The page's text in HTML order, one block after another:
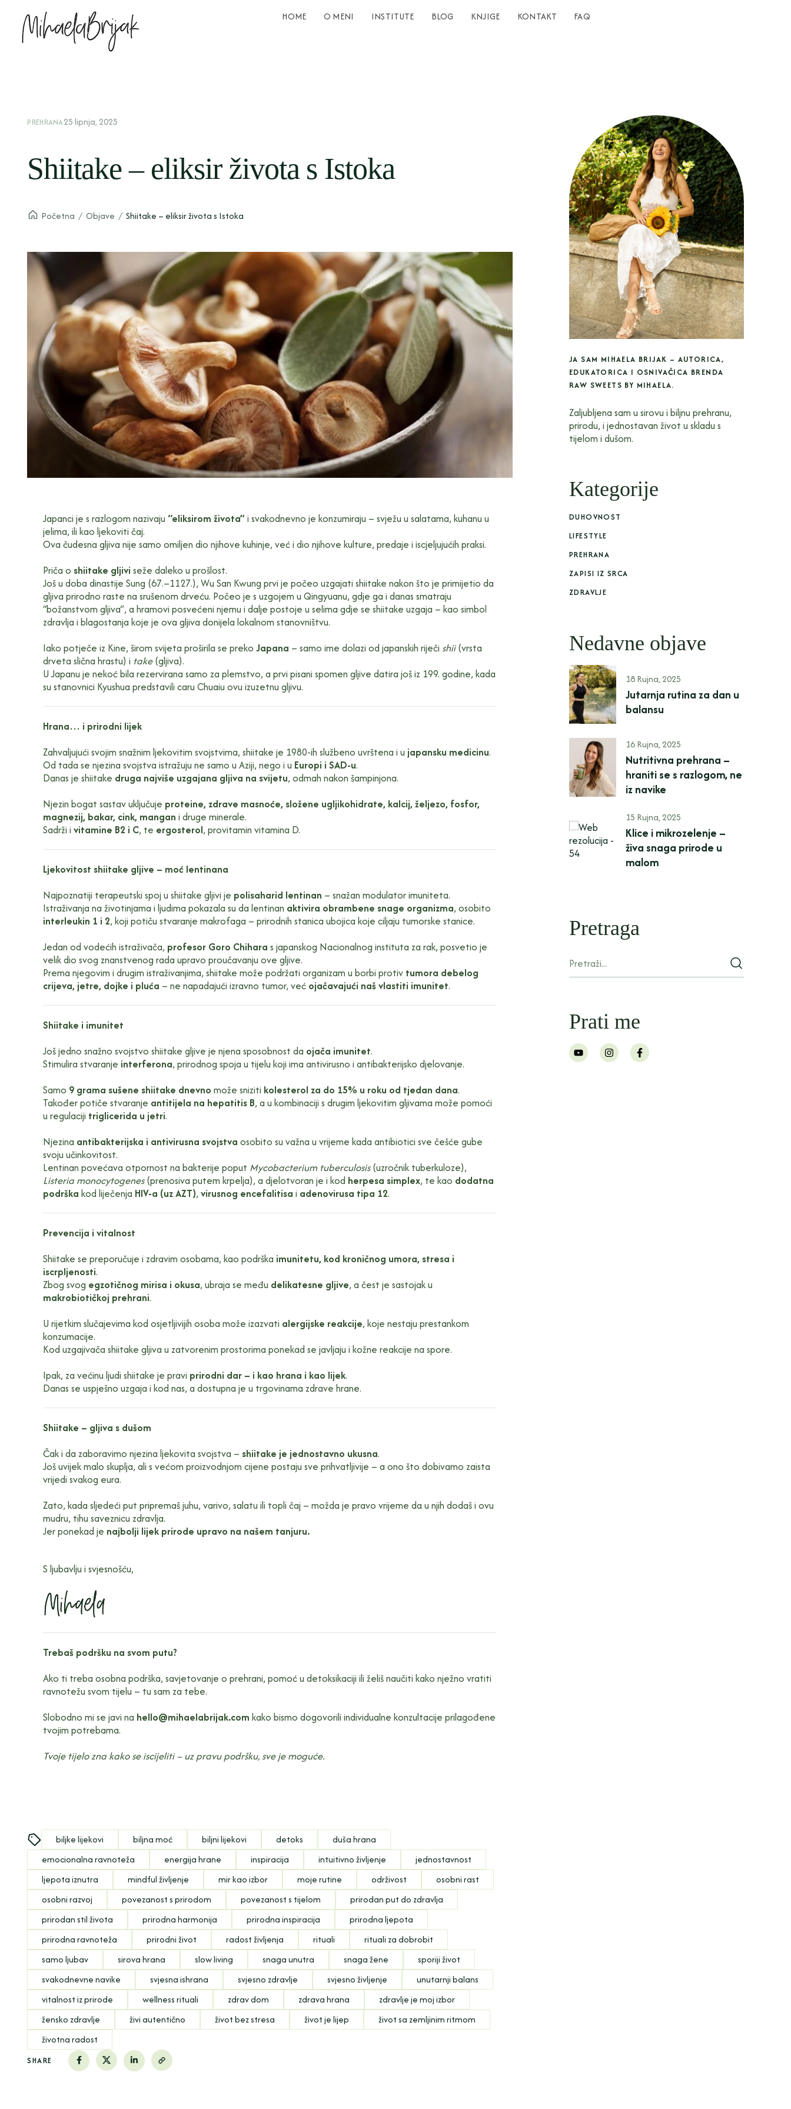
HOME O MENI INSTITUTE BLOG KNJIGE KONTAKT FAQ
PREHRANA25 lipnja, 2025
Shiitake – eliksir života s Istoka
Početna / Objave / Shiitake – eliksir života s Istoka
Japanci je s razlogom nazivaju “eliksirom života” i svakodnevno je konzumiraju – svježu u salatama, kuhanu u
jelima, ili kao ljekoviti čaj.
Ova čudesna gljiva nije samo omiljen dio njihove kuhinje, već i dio njihove kulture, predaje i iscjeljujućih praksi.
Priča o shiitake gljivi seže daleko u prošlost.
Još u doba dinastije Sung (67.–1127.), Wu San Kwung prvi je počeo uzgajati shiitake nakon što je primijetio da
gljiva prirodno raste na srušenom drveću. Počeo je s uzgojem u Qingyuanu, gdje ga i danas smatraju
“božanstvom gljiva”, a hramovi posvećeni njemu i dalje postoje u selima gdje se shiitake uzgaja – kao simbol
zdravlja i blagostanja koje je ova gljiva donijela lokalnom stanovništvu.
Iako potječe iz Kine, širom svijeta proširila se preko Japana – samo ime dolazi od japanskih riječi shii(vrsta
drveta slična hrastu) i take(gljiva).
U Japanu je nekoć bila rezervirana samo za plemstvo, a prvi pisani spomen gljive datira još iz 199. godine, kada
su stanovnici Kyushua predstavili caru Chuaiu ovu izuzetnu gljivu.
Hrana… i prirodni lijek
Zahvaljujući svojim snažnim ljekovitim svojstvima, shiitake je 1980-ih službeno uvrštena i u japansku medicinu.
Od tada se njezina svojstva istražuju ne samo u Aziji, nego i u Europi i SAD-u.
Danas je shiitake druga najviše uzgajana gljiva na svijetu, odmah nakon šampinjona.
Njezin bogat sastav uključuje proteine, zdrave masnoće, složene ugljikohidrate, kalcij, željezo, fosfor,
magnezij, bakar, cink, mangan i druge minerale.
Sadrži i vitamine B2 i C, te ergosterol, provitamin vitamina D.
Ljekovitost shiitake gljive – moć lentinana
Najpoznatiji terapeutski spoj u shiitake gljivi je polisaharid lentinan – snažan modulator imuniteta.
Istraživanja na životinjama i ljudima pokazala su da lentinan aktivira obrambene snage organizma, osobito
interleukin 1 i 2, koji potiču stvaranje makrofaga – prirodnih stanica ubojica koje ciljaju tumorske stanice.
Jedan od vodećih istraživača, profesor Goro Chihara s japanskog Nacionalnog instituta za rak, posvetio je
velik dio svog znanstvenog rada upravo proučavanju ove gljive.
Prema njegovim i drugim istraživanjima, shiitake može podržati organizam u borbi protiv tumora debelog
crijeva, jetre, dojke i pluća – ne napadajući izravno tumor, već ojačavajući naš vlastiti imunitet.
Shiitake i imunitet
Još jedno snažno svojstvo shiitake gljive je njena sposobnost da ojača imunitet.
Stimulira stvaranje interferona, prirodnog spoja u tijelu koji ima antivirusno i antibakterijsko djelovanje.
Samo 9 grama sušene shiitake dnevno može sniziti kolesterol za do 15% u roku od tjedan dana.
Također potiče stvaranje antitijela na hepatitis B, a u kombinaciji s drugim ljekovitim gljivama može pomoći
u regulaciji triglicerida u jetri.
Njezina antibakterijska i antivirusna svojstva osobito su važna u vrijeme kada antibiotici sve češće gube
svoju učinkovitost.
Lentinan povećava otpornost na bakterije poput Mycobacterium tuberculosis(uzročnik tuberkuloze),
Listeria monocytogenes(prenosiva putem krpelja), a djelotvoran je i kod herpesa simplex, te kao dodatna
podrška kod liječenja HIV-a (uz AZT), virusnog encefalitisa i adenovirusa tipa 12.
Prevencija i vitalnost
Shiitake se preporučuje i zdravim osobama, kao podrška imunitetu, kod kroničnog umora, stresa i
iscrpljenosti.
Zbog svog egzotičnog mirisa i okusa, ubraja se među delikatesne gljive, a čest je sastojak u
makrobiotičkoj prehrani.
U rijetkim slučajevima kod osjetljivijih osoba može izazvati alergijske reakcije, koje nestaju prestankom
konzumacije.
Kod uzgajivača shiitake gljiva u zatvorenim prostorima ponekad se javljaju i kožne reakcije na spore.
Ipak, za većinu ljudi shiitake je pravi prirodni dar – i kao hrana i kao lijek.
Danas se uspješno uzgaja i kod nas, a dostupna je u trgovinama zdrave hrane.
Shiitake – gljiva s dušom
Čak i da zaboravimo njezina ljekovita svojstva – shiitake je jednostavno ukusna.
Još uvijek malo skuplja, ali s većom proizvodnjom cijene postaju sve prihvatljivije – a ono što dobivamo zaista
vrijedi svakog eura.
Zato, kada sljedeći put pripremaš juhu, varivo, salatu ili topli čaj – možda je pravo vrijeme da u njih dodaš i ovu
mudru, tihu saveznicu zdravlja.
Jer ponekad je najbolji lijek prirode upravo na našem tanjuru.
S ljubavlju i svjesnošću,
Trebaš podršku na svom putu?
Ako ti treba osobna podrška, savjetovanje o prehrani, pomoć u detoksikaciji ili želiš naučiti kako nježno vratiti
ravnotežu svom tijelu – tu sam za tebe.
Slobodno mi se javi na hello@mihaelabrijak.com kako bismo dogovorili individualne konzultacije prilagođene
tvojim potrebama.
Tvoje tijelo zna kako se iscijeliti – uz pravu podršku, sve je moguće.
biljke lijekovi biljna moć biljni lijekovi detoks
duša hrana
emocionalna ravnoteža
energija hrane inspiracija intuitivno življenje
jednostavnost
ljepota iznutra
mindful življenje mir kao izbor moje rutine održivost
osobni rast
osobni razvoj
povezanost s prirodom povezanost s tijelom
prirodan put do zdravlja
prirodan stil života
prirodna harmonija prirodna inspiracija
prirodna ljepota
prirodna ravnoteža
prirodni život radost življenja rituali
rituali za dobrobit
samo ljubav
sirova hrana slow living snaga unutra snaga žene
sporiji život
svakodnevne navike
svjesna ishrana svjesno zdravlje svjesno življenje
unutarnji balans
vitalnost iz prirode
wellness rituali zdrav dom zdrava hrana
zdravlje je moj izbor
žensko zdravlje
živi autentično život bez stresa život je lijep
život sa zemljinim ritmom
životna radost
SHARE
JA SAM MIHAELA BRIJAK – AUTORICA,
EDUKATORICA I OSNIVAČICA BRENDA
RAW SWEETS BY MIHAELA.
Zaljubljena sam u sirovu i biljnu prehranu,
prirodu, i jednostavan život u skladu s
tijelom i dušom.
Kategorije
DUHOVNOST
LIFESTYLE
PREHRANA
ZAPISI IZ SRCA
ZDRAVLJE
Nedavne objave
18 Rujna, 2025
Jutarnja rutina za dan u
balansu
16 Rujna, 2025
Nutritivna prehrana –
hraniti se s razlogom, ne
iz navike
15 Rujna, 2025
Klice i mikrozelenje –
živa snaga prirode u
malom
Pretraga
Prati me